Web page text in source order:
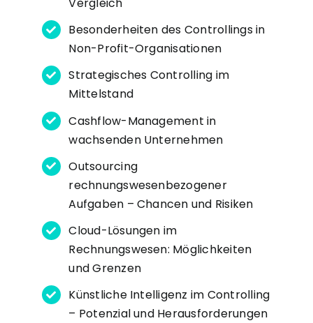
Besonderheiten des Controllings in
Non-Profit-Organisationen
Strategisches Controlling im
Mittelstand
Cashflow-Management in
wachsenden Unternehmen
Outsourcing
rechnungswesenbezogener
Aufgaben – Chancen und Risiken
Cloud-Lösungen im
Rechnungswesen: Möglichkeiten
und Grenzen
Künstliche Intelligenz im Controlling
– Potenzial und Herausforderungen